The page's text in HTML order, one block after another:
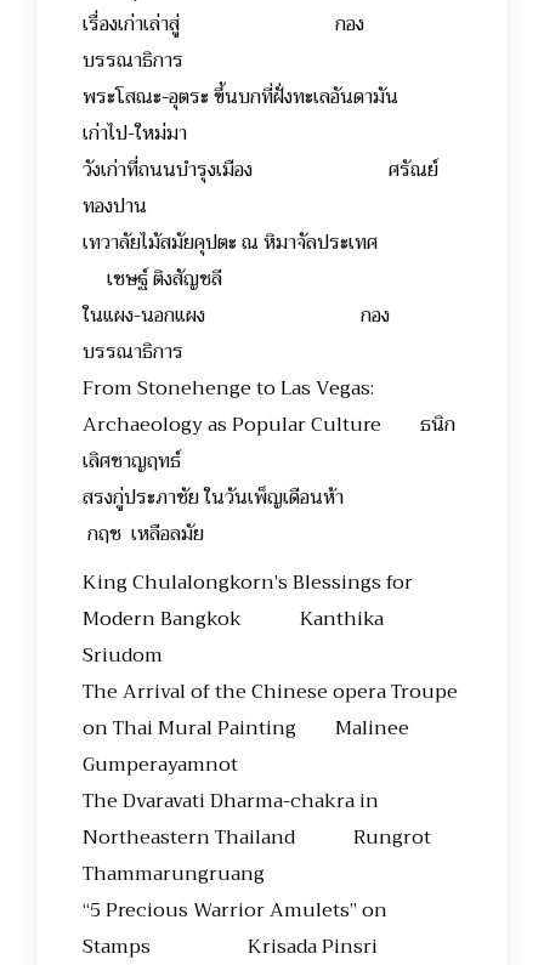
เรื่องเก่าเล่าสู่ กอง
บรรณาธิการ
พระโสณะ-อุตระ ขึ้นบกที่ฝั่งทะเลอันดามัน
เก่าไป-ใหม่มา
วังเก่าที่ถนนบำรุงเมือง ศรัณย์
ทองปาน
เทวาลัยไม้สมัยคุปตะ ณ หิมาจัลประเทศ
เชษฐ์ ติงสัญชลี
ในแผง-นอกแผง กอง
บรรณาธิการ
From Stonehenge to Las Vegas:
Archaeology as Popular Culture ธนิก
เลิศชาญฤทธ์
สรงกู่ประภาชัย ในวันเพ็ญเดือนห้า
กฤช เหลือลมัย
King Chulalongkorn’s Blessings for
Modern Bangkok Kanthika
Sriudom
The Arrival of the Chinese opera Troupe
on Thai Mural Painting Malinee
Gumperayamnot
The Dvaravati Dharma-chakra in
Northeastern Thailand Rungrot
Thammarungruang
“5 Precious Warrior Amulets” on
Stamps Krisada Pinsri